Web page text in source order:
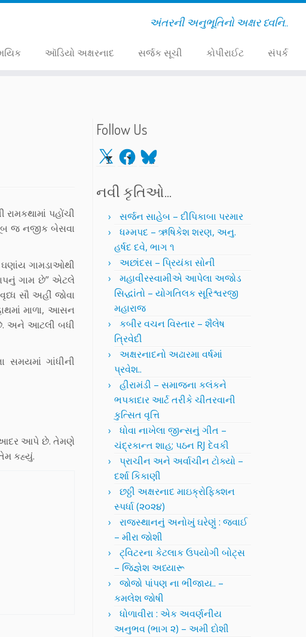
અંતરની અનુભૂતિનો અક્ષર ધ્વનિ..
ઑડિયો અક્ષરનાદ સર્જક સૂચી કોપીરાઈટ સંપર્ક
પહોંચી
જ નજીક બેસવા
ગામડાઓથી
ગામ છે” એટલે
સૌ અહીં જોવા
માળા, આસન
અને આટલી બધી
ગાંધીની
આદર આપે છે. તેમણે
કહ્યું.
Follow Us
X Facebook
Bluesky
નવી કૃતિઓ…
સર્જન સાહેબ – દીપિકાબા પરમાર
ધમ્મપદ – ઋષિકેશ શરણ, અનુ.
હર્ષદ દવે, ભાગ ૧
અછાંદસ – પ્રિયંકા સોની
મહાવીરસ્વામીએ આપેલા અજોડ
સિદ્ધાંતો – યોગતિલક સૂરિશ્વરજી
મહારાજ
કબીર વચન વિસ્તાર – શૈલેષ
ત્રિવેદી
અક્ષરનાદનો અઢારમા વર્ષમાં
પ્રવેશ..
હીરામંડી – સમાજના કલંકને
ભપકાદાર આર્ટ તરીકે ચીતરવાની
કુત્સિત વૃત્તિ
ધોવા નાખેલા જીન્સનું ગીત –
ચંદ્રકાન્ત શાહ; પઠન RJ દેવકી
પ્રાચીન અને અર્વાચીન ટોક્યો –
દર્શા કિકાણી
છઠ્ઠી અક્ષરનાદ માઇક્રોફિક્શન
સ્પર્ધા (૨૦૨૪)
રાજસ્થાનનું અનોખું ઘરેણું : જવાઈ
– મીરા જોશી
ટ્વિટરના કેટલાક ઉપયોગી બોટ્સ
– જિજ્ઞેશ અધ્યારૂ
જોજો પાંપણ ના ભીંજાય.. –
કમલેશ જોષી
ધોળાવીરા : એક અવર્ણનીય
અનુભવ (ભાગ ૨) – અમી દોશી